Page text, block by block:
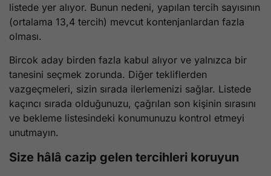
listede yer alıyor. Bunun nedeni, yapılan tercih sayısının
(ortalama 13,4 tercih) mevcut kontenjanlardan fazla
olması.
Bircok aday birden fazla kabul alıyor ve yalnızca bir
tanesini seçmek zorunda. Diğer tekliflerden
vazgeçmeleri, sizin sırada ilerlemenizi sağlar. Listede
kaçıncı sırada olduğunuzu, çağrılan son kişinin sırasını
ve bekleme listesindeki konumunuzu kontrol etmeyi
unutmayın.
Size hâlâ cazip gelen tercihleri koruyun